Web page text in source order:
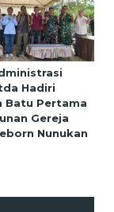
Hadiri
Batu Pertama
Gereja
Nunukan